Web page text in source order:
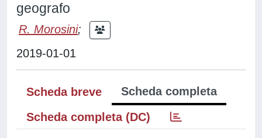
geografo
R. Morosini;
2019-01-01
Scheda breve
Scheda completa
Scheda completa (DC)